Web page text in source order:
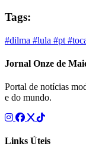
Tags:
#dilma #lula #pt
Jornal Onze de
Portal de notícias
e do mundo.
Links Úteis